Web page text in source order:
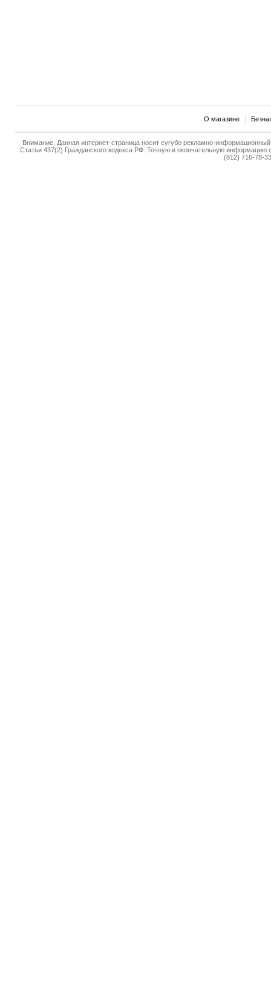
О магазине |
Внимание. Данная интернет-страница носит сугубо рекламно-
Статьи 437(2) Гражданского кодекса РФ. Точную и окончательную
(812) 716-78-